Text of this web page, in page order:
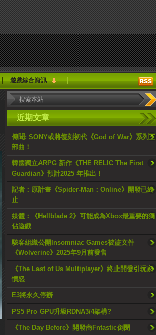
遊戲綜合資訊
近期文章
傳聞: SONY或將復刻初代《God of War》系列三
部曲！
韓國獨立ARPG 新作《THE RELIC The First
Guardian》預計2025 年推出！
記者：原計畫《Spider-Man：Online》開發已終
止
媒體：《Hellblade 2》可能成為Xbox最重要的獨
佔遊戲
駭客組織公開Insomniac Games被盜文件
《Wolverine》2025年9月前發售
《The Last of Us Multiplayer》終止開發引玩家
憤怒
E3將永久停辦
PS5 Pro GPU升級RDNA3/4架構?
《The Day Before》開發商Fntastic倒閉